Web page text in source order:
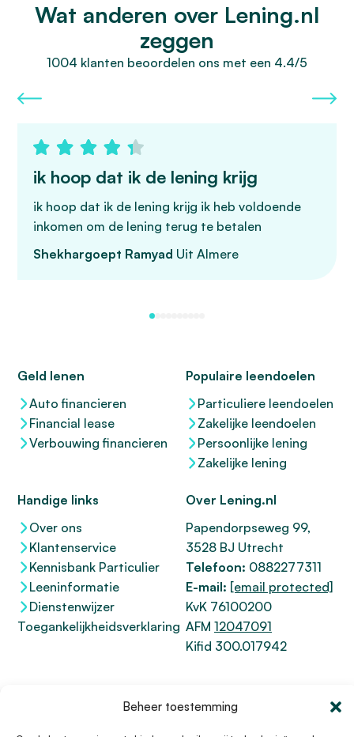
Beheer toestemming
Wat anderen over Lening.nl
zeggen
1004 klanten beoordelen ons met een 4.4/5
ik hoop dat ik de lening krijg
ik hoop dat ik de lening krijg ik heb voldoende
inkomen om de lening terug te betalen
Shekhargoept Ramyad Uit Almere
Geld lenen
Auto financieren
Financial lease
Verbouwing financieren
Populaire leendoelen
Particuliere leendoelen
Zakelijke leendoelen
Persoonlijke lening
Zakelijke lening
Handige links
Over ons
Klantenservice
Kennisbank Particulier
Leeninformatie
Dienstenwijzer
Toegankelijkheidsverklaring
Over Lening.nl
Papendorpseweg 99,
3528 BJ Utrecht
Telefoon: 0882277311
E-mail: [email protected]
KvK 76100200
AFM 12047091
Kifid 300.017942
© 1996 - 2026 Lening.nl